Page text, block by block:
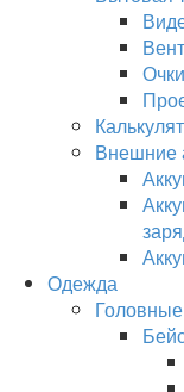
Внешние
Одежда